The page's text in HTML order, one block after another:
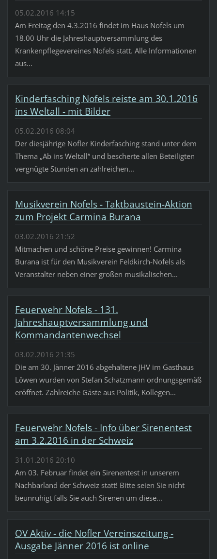
05.02.2016 14:15
Am Freitag den 4.3.2016 findet im Haus Nofels um
18.00 Uhr die Jahreshauptversammlung des
Krankenpflegevereines Nofels statt. Alle Informationen
aus...
Kinderfasching Nofels reiste am 30.1.2016
ins Weltall - mit Bilder
05.02.2016 08:04
Der diesjährige Nofler Kinderfasching stand unter dem
Thema „Ab ins Weltall“ und bescherte allen Beteiligten
vergnügte Stunden an zahlreichen...
Musikverein Nofels - Taktbaustein-Aktion
zum Projekt Carmina Burana
03.02.2016 21:52
Mitmachen und schöne Preise gewinnen! Carmina
Burana ist für den Musikverein Feldkirch-Nofels als
Veranstalter neben einer großen musikalischen...
Feuerwehr Nofels - 131.
Jahreshauptversammlung und
Kommandantenwechsel
03.02.2016 21:35
Die am 30. Jänner 2016 abgehaltene JHV im Gasthaus
Löwen wurden von Stefan Schatzmann ordnungsgemäß
eröffnet. Zahlreiche Gäste aus Politik, Kollegen...
Feuerwehr Nofels - Info über Sirenentest
am 3.2.2016 in der Schweiz
31.01.2016 20:10
Am 03. Februar findet ein Sirenentest in unserem
Nachbarland der Schweiz statt! Bitte seien Sie nicht
beunruhigt falls Sie auch Sirenen um diese...
OV Aktiv - die Nofler Vereinszeitung -
Ausgabe Jänner 2016 ist online